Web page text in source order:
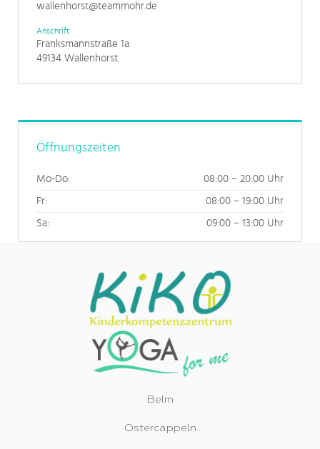
wallenhorst@teammohr.de
Anschrift
Franksmannstraße 1a
49134 Wallenhorst
Öffnungszeiten
Mo-Do: 08:00 – 20:00 Uhr
Fr: 08:00 – 19:00 Uhr
Sa: 09:00 – 13:00 Uhr
Belm
Ostercappeln